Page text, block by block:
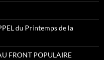
du Printemps de la
FRONT POPULAIRE